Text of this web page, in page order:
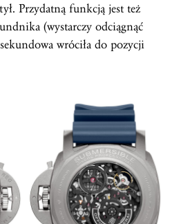
Przydatną funkcją jest też
(wystarczy odciągnąć
wróciła do pozycji